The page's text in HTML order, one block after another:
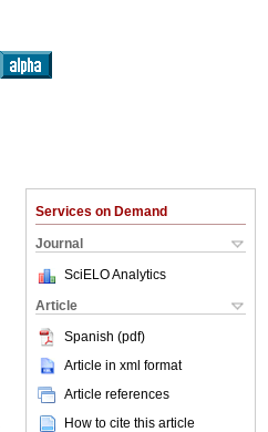
Services on Demand
Journal
SciELO Analytics
Article
Spanish (pdf)
Article in xml format
Article references
How to cite this article